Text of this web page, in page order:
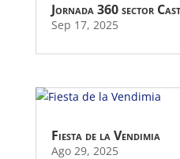
Jornada 360 sector
Sep 17, 2025
Fiesta de la Vendimia
Ago 29, 2025